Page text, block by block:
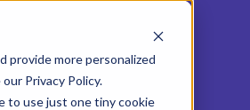
provide more personalized
Privacy Policy.
to use just one tiny cookie